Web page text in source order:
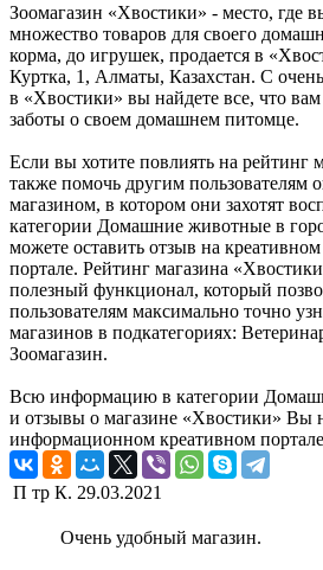
Зоомагазин «Хвостики» - место, где
множество товаров для своего
корма, до игрушек, продается в
Куртка, 1, Алматы, Казахстан. С
в «Хвостики» вы найдете все, что
заботы о своем домашнем питомце.
Если вы хотите повлиять на рейтинг
также помочь другим пользователям
магазином, в котором они захотят
категории Домашние животные в
можете оставить отзыв на
портале. Рейтинг магазина
полезный функционал, который
пользователям максимально точно
магазинов в подкатегориях:
Зоомагазин.
Всю информацию в категории
и отзывы о магазине «Хвостики» Вы
информационном креативном портале
П тр К. 29.03.2021
Очень удобный магазин.